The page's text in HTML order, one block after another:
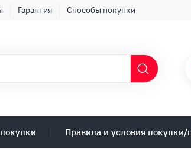
Гарантия Способы покупки
Правила и условия